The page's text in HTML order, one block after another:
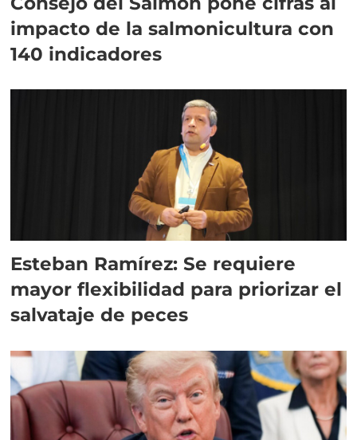
impacto de la salmonicultura con
140 indicadores
Esteban Ramírez: Se requiere
mayor flexibilidad para priorizar el
salvataje de peces